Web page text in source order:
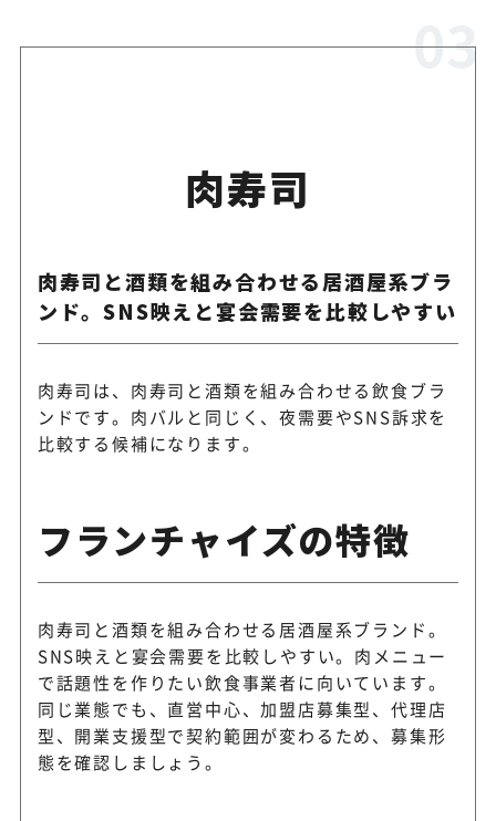
肉寿司
肉寿司と酒類を組み合わせる居酒屋系ブラ
ンド。SNS映えと宴会需要を比較しやすい
肉寿司は、肉寿司と酒類を組み合わせる飲食ブラ
ンドです。肉バルと同じく、夜需要やSNS訴求を
比較する候補になります。
フランチャイズの特徴
肉寿司と酒類を組み合わせる居酒屋系ブランド。
SNS映えと宴会需要を比較しやすい。肉メニュー
で話題性を作りたい飲食事業者に向いています。
同じ業態でも、直営中心、加盟店募集型、代理店
型、開業支援型で契約範囲が変わるため、募集形
態を確認しましょう。